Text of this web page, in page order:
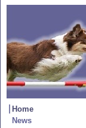
Home
News